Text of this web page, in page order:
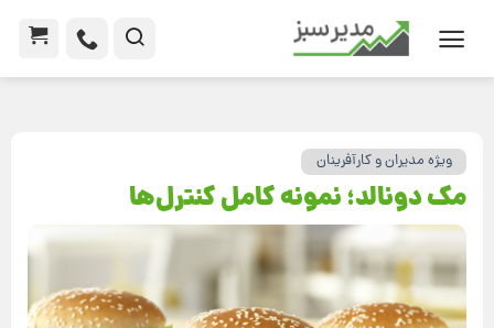
ویژه مدیران و کارآفرینان
مک دونالد؛ نمونه کامل کنترل‌ها